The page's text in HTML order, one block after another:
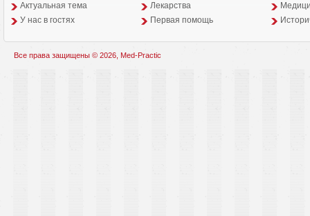
Aктуальная тема
Лекарства
У нас в гостях
Первая помощь
Все права защищены © 2026, Med-Practic